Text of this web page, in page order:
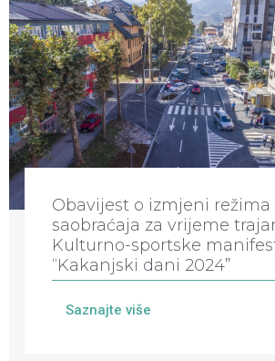
Obavijest o izmjeni režima
saobraćaja za vrijeme
Kulturno-sportske
“Kakanjski dani 2024”
Saznajte više